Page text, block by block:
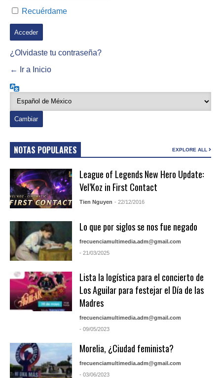
Recuérdame
¿Olvidaste tu contraseña?
← Ir a Inicio
NOTAS POPULARES EXPLORE ALL
League of Legends New Hero Update:
Vel’Koz in First Contact
Tien Nguyen - 22/12/2016
Lo que por siglos se nos fue negado
frecuenciamultimedia.adm@gmail.com
- 21/03/2025
Lista la logística para el concierto de
Los Aguilar para festejar el Día de las
Madres
frecuenciamultimedia.adm@gmail.com
- 09/05/2023
Morelia, ¿Ciudad feminista?
frecuenciamultimedia.adm@gmail.com
- 03/06/2023